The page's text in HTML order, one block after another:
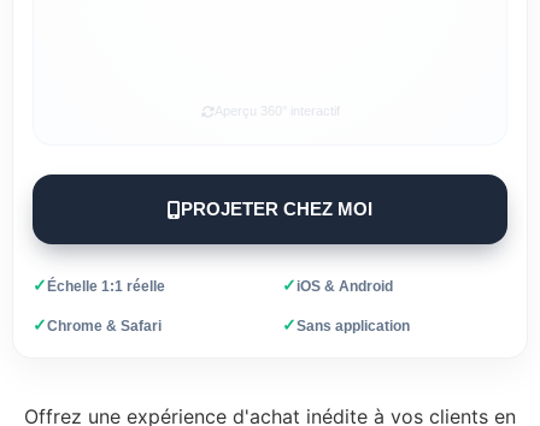
Aperçu 360° interactif
PROJETER CHEZ MOI
✓Échelle 1:1 réelle ✓iOS & Android
✓Chrome & Safari ✓Sans application
Offrez une expérience d'achat inédite à vos clients en